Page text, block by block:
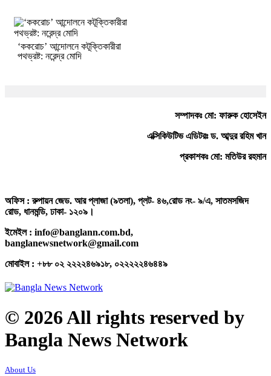
‘ককরোচ’ আন্দোলনে কটূক্তিকারীরা
পথভ্রষ্ট: নরেন্দ্র মোদি
সম্পাদকঃ মো: ফারুক হোসেইন
এক্সিকিউটিভ এডিটরঃ ড. আব্দুর রহিম খান
প্রকাশকঃ মো: মতিউর রহমান
অফিস : রুপায়ন জেড. আর প্লাজা (৯তলা), প্লট- ৪৬,রোড নং- ৯/এ, সাতমসজিদ
রোড, ধানমন্ডি, ঢাকা- ১২০৯।
ইমেইল : info@banglann.com.bd,
banglanewsnetwork@gmail.com
মোবাইল : +৮৮ ০২ ২২২২৪৬৯১৮, ০২২২২২৪৬৪৪৯
© 2026 All rights reserved by
Bangla News Network
About Us